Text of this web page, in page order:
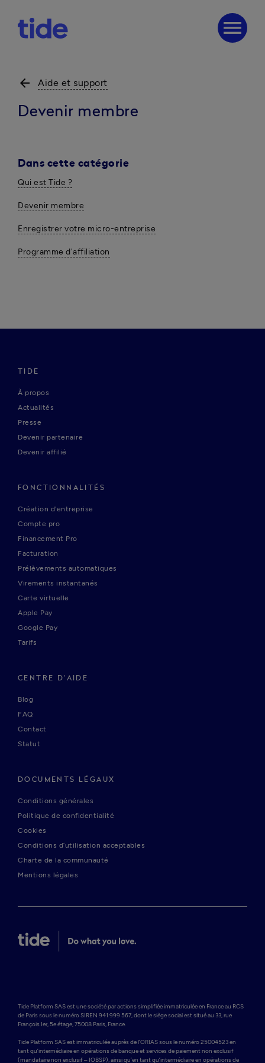
menu
arrow_back Aide et support
Devenir membre
Dans cette catégorie
Qui est Tide ?
Devenir membre
Enregistrer votre micro-entreprise
Programme d'affiliation
TIDE
À propos
Actualités
Presse
Devenir partenaire
Devenir affilié
FONCTIONNALITÉS
Création d'entreprise
Compte pro
Financement Pro
Facturation
Prélèvements automatiques
Virements instantanés
Carte virtuelle
Apple Pay
Google Pay
Tarifs
CENTRE D'AIDE
Blog
FAQ
Contact
Statut
DOCUMENTS LÉGAUX
Conditions générales
Politique de confidentialité
Cookies
Conditions d’utilisation acceptables
Charte de la communauté
Mentions légales
Tide Platform SAS est une société par actions simplifiée immatriculée en France au RCS
de Paris sous le numéro SIREN 941 999 567, dont le siège social est situé au 33, rue
François Ier, 5e étage, 75008 Paris, France.
Tide Platform SAS est immatriculée auprès de l’ORIAS sous le numéro 25004523 en
tant qu’intermédiaire en opérations de banque et services de paiement non exclusif
(mandataire non exclusif – IOBSP), ainsi qu’en tant qu’intermédiaire en opérations de